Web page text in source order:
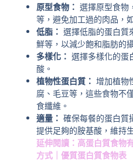
原型食物： 選擇原型食物
等，避免加工過的肉品，
低脂： 選擇低脂的蛋白質
鮮等，以減少飽和脂肪的
多樣化： 選擇多樣化的蛋
酸。
植物性蛋白質： 增加植物
腐、毛豆等，這些食物不
食纖維。
適量： 確保每餐的蛋白質
提供足夠的胺基酸，維持
延伸閱讀：高蛋白質食物
方式｜優質蛋白質食物表